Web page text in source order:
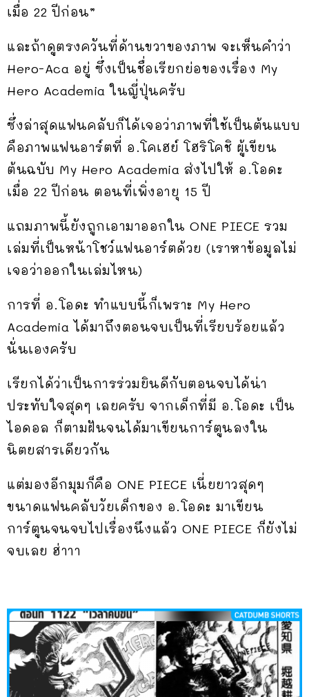
เมื่อ 22 ปีก่อน”
และถ้าดูตรงควันที่ด้านขวาของภาพ จะเห็นคำว่า
Hero-Aca อยู่ ซึ่งเป็นชื่อเรียกย่อของเรื่อง My
Hero Academia ในญี่ปุ่นครับ
ซึ่งล่าสุดแฟนคลับก็ได้เจอว่าภาพที่ใช้เป็นต้นแบบ
คือภาพแฟนอาร์ตที่ อ.โคเฮย์ โฮริโคชิ ผู้เขียน
ต้นฉบับ My Hero Academia ส่งไปให้ อ.โอดะ
เมื่อ 22 ปีก่อน ตอนที่เพิ่งอายุ 15 ปี
แถมภาพนี้ยังถูกเอามาออกใน ONE PIECE รวม
เล่มที่เป็นหน้าโชว์แฟนอาร์ตด้วย (เราหาข้อมูลไม่
เจอว่าออกในเล่มไหน)
การที่ อ.โอดะ ทำแบบนี้ก็เพราะ My Hero
Academia ได้มาถึงตอนจบเป็นที่เรียบร้อยแล้ว
นั่นเองครับ
เรียกได้ว่าเป็นการร่วมยินดีกับตอนจบได้น่า
ประทับใจสุดๆ เลยครับ จากเด็กที่มี อ.โอดะ เป็น
ไอดอล ก็ตามฝันจนได้มาเขียนการ์ตูนลงใน
นิตยสารเดียวกัน
แต่มองอีกมุมก็คือ ONE PIECE เนี่ยยาวสุดๆ
ขนาดแฟนคลับวัยเด็กของ อ.โอดะ มาเขียน
การ์ตูนจนจบไปเรื่องนึงแล้ว ONE PIECE ก็ยังไม่
จบเลย ฮ่าาา